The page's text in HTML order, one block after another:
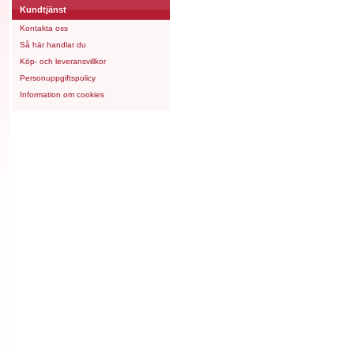
Kundtjänst
Kontakta oss
Så här handlar du
Köp- och leveransvillkor
Personuppgiftspolicy
Information om cookies